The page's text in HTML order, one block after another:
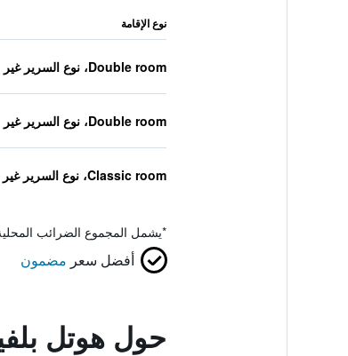
نوع الإقامة
Double room، نوع السرير غير معروف
Double room، نوع السرير غير معروف
Classic room، نوع السرير غير معروف
*يشمل المجموع الضرائب
أفضل سعر مضمون
حول هوتل